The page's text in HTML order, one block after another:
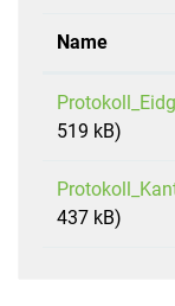
Name
519 kB)
437 kB)